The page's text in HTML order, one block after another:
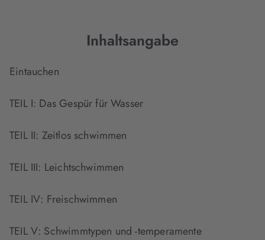
Inhaltsangabe
Eintauchen
TEIL I: Das Gespür für Wasser
TEIL II: Zeitlos schwimmen
TEIL III: Leichtschwimmen
TEIL IV: Freischwimmen
TEIL V: Schwimmtypen und -temperamente